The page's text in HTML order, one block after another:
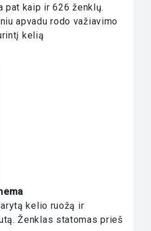
pat kaip ir 626 ženklų.
apvadu rodo važiavimo
kelią
kelio ruožą ir
Ženklas statomas prieš